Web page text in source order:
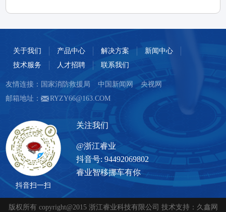
关于我们 产品中心 解决方案
新闻中心
技术服务
人才招聘 联系我们
友情连接： 国家消防救援局 中国新闻网
央视网
邮箱地址：
RYZY66@163.COM
抖音扫一扫
关注我们
@浙江睿业
抖音号: 94492069802
睿业智移挪车有你
版权所有 copyright@2015 浙江睿业科技有限公司 技术支持：久鑫网